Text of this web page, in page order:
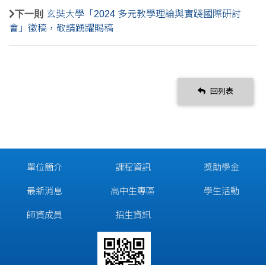
下一則 玄奘大學「2024 多元教學理論與實踐國際研討
會」徵稿，敬請踴躍賜稿
回列表
單位簡介
最新消息
師資成員
課程資訊
高中生專區
招生資訊
獎助學金
學生活動